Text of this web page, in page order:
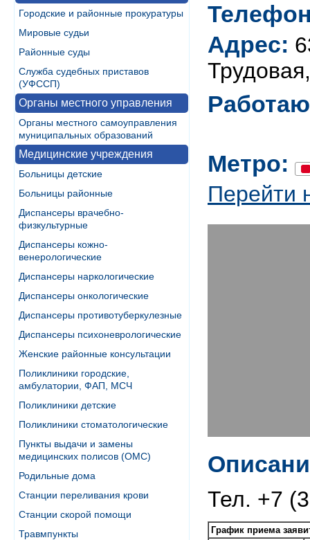
Городские и районные прокуратуры
Мировые судьи
Районные суды
Служба судебных приставов
(УФССП)
Органы местного управления
Органы местного самоуправления
муниципальных образований
Медицинские учреждения
Больницы детские
Больницы районные
Диспансеры врачебно-
физкультурные
Диспансеры кожно-
венерологические
Диспансеры наркологические
Диспансеры онкологические
Диспансеры противотуберкулезные
Диспансеры психоневрологические
Женские районные консультации
Поликлиники городские,
амбулатории, ФАП, МСЧ
Поликлиники детские
Поликлиники стоматологические
Пункты выдачи и замены
медицинских полисов (ОМС)
Родильные дома
Станции переливания крови
Станции скорой помощи
Травмпункты
Адрес:
Метро:
Перейти
Тел. +7
График приема